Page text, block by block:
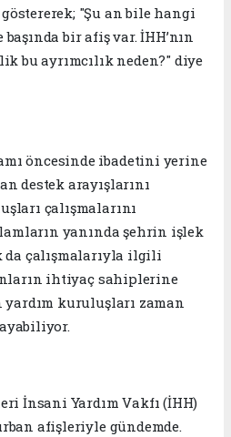
"Şu an bile hangi
bir afiş var. İHH’nın
bu ayrımcılık neden?" diye
öncesinde ibadetini yerine
destek arayışlarını
çalışmalarını
yanında şehrin işlek
da çalışmalarıyla ilgili
ihtiyaç sahiplerine
yardım kuruluşları zaman
İnsani Yardım Vakfı (İHH)
afişleriyle gündemde.